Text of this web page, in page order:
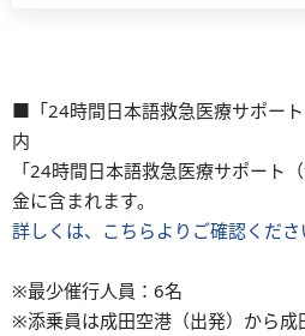
■「24時間日本語救急医療サポー
内
「24時間日本語救急医療サポート
金に含まれます。
詳しくは、こちらよりご確認くださ
※最少催行人員：6名
※添乗員は成田空港（出発）から成